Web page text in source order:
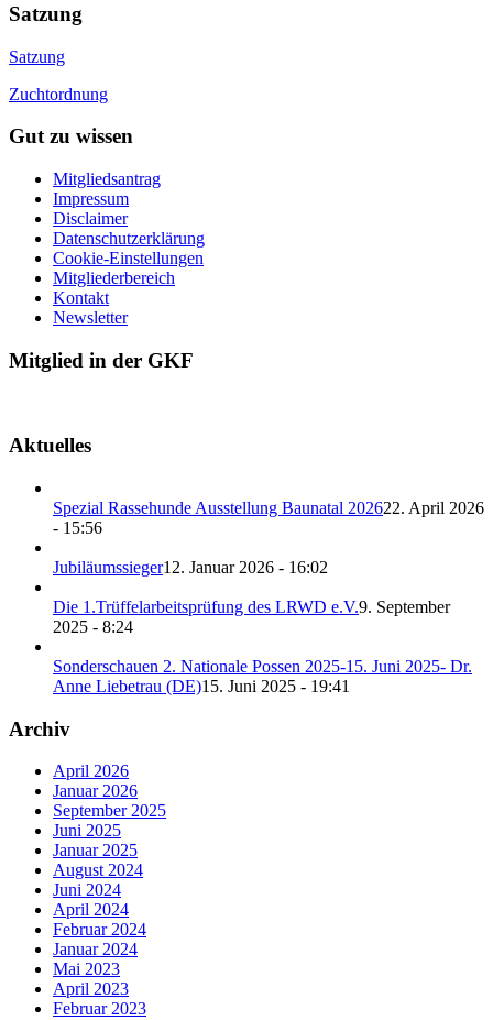
Satzung
Satzung
Zuchtordnung
Gut zu wissen
Mitgliedsantrag
Impressum
Disclaimer
Datenschutzerklärung
Cookie-Einstellungen
Mitgliederbereich
Kontakt
Newsletter
Mitglied in der GKF
Aktuelles
Spezial Rassehunde Ausstellung Baunatal 202622. April 2026
- 15:56
Jubiläumssieger12. Januar 2026 - 16:02
Die 1.Trüffelarbeitsprüfung des LRWD e.V.9. September
2025 - 8:24
Sonderschauen 2. Nationale Possen 2025-15. Juni 2025- Dr.
Anne Liebetrau (DE)15. Juni 2025 - 19:41
Archiv
April 2026
Januar 2026
September 2025
Juni 2025
Januar 2025
August 2024
Juni 2024
April 2024
Februar 2024
Januar 2024
Mai 2023
April 2023
Februar 2023